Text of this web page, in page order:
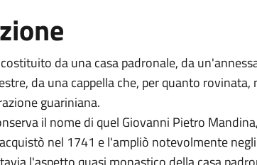
da una casa padronale, da
da una cappella che, per quanto
guariniana.
il nome di quel Giovanni Pietro
nel 1741 e l'ampliò notevolmente